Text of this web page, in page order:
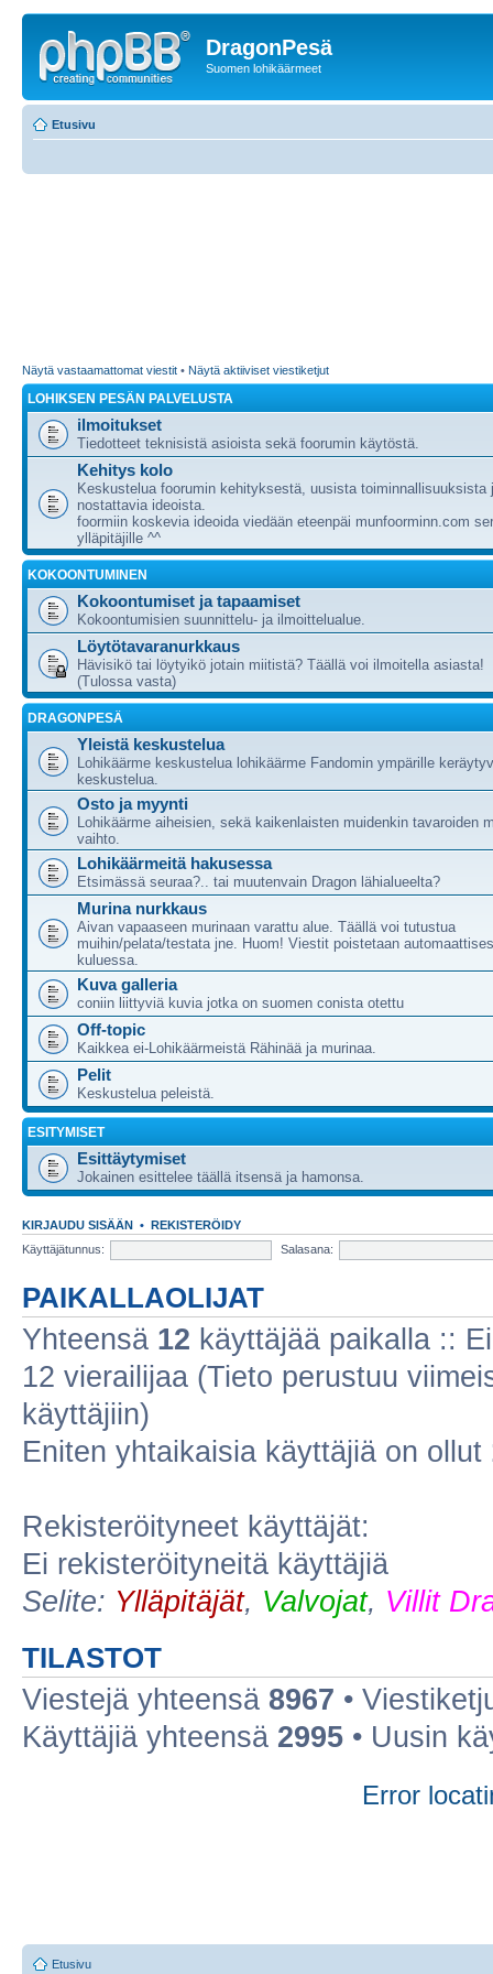
DragonPesä
Suomen lohikäärmeet
Etusivu
Näytä vastaamattomat viestit • Näytä aktiiviset viestiketjut
LOHIKSEN PESÄN PALVELUSTA
ilmoitukset
Tiedotteet teknisistä asioista sekä foorumin käytöstä.
Kehitys kolo
Keskustelua foorumin kehityksestä, uusista toiminnallisuuksista
nostattavia ideoista.
foormiin koskevia ideoida viedään eteenpäi munfoorminn.com
ylläpitäjille ^^
KOKOONTUMINEN
Kokoontumiset ja tapaamiset
Kokoontumisien suunnittelu- ja ilmoittelualue.
Löytötavaranurkkaus
Hävisikö tai löytyikö jotain miitistä? Täällä voi ilmoitella asiasta!
(Tulossa vasta)
DRAGONPESÄ
Yleistä keskustelua
Lohikäärme keskustelua lohikäärme Fandomin ympärille
keskustelua.
Osto ja myynti
Lohikäärme aiheisien, sekä kaikenlaisten muidenkin tavaroiden
vaihto.
Lohikäärmeitä hakusessa
Etsimässä seuraa?.. tai muutenvain Dragon lähialueelta?
Murina nurkkaus
Aivan vapaaseen murinaan varattu alue. Täällä voi tutustua
muihin/pelata/testata jne. Huom! Viestit poistetaan
kuluessa.
Kuva galleria
coniin liittyviä kuvia jotka on suomen conista otettu
Off-topic
Kaikkea ei-Lohikäärmeistä Rähinää ja murinaa.
Pelit
Keskustelua peleistä.
ESITYMISET
Esittäytymiset
Jokainen esittelee täällä itsensä ja hamonsa.
KIRJAUDU SISÄÄN • REKISTERÖIDY
Käyttäjätunnus:
Salasana:
PAIKALLAOLIJAT
Yhteensä 12 käyttäjää paikalla ::
12 vierailijaa (Tieto perustuu
käyttäjiin)
Eniten yhtaikaisia käyttäjiä on ollut
Rekisteröityneet käyttäjät:
Ei rekisteröityneitä käyttäjiä
Selite: Ylläpitäjät, Valvojat, Villit
TILASTOT
Viestejä yhteensä 8967 •
Käyttäjiä yhteensä 2995 • Uusin
Error
Etusivu